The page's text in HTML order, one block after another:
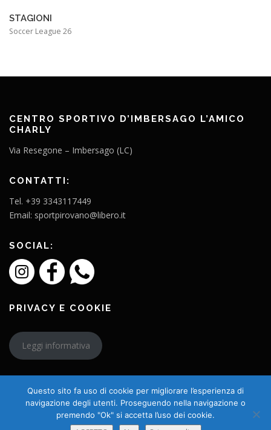
STAGIONI
Soccer League 26
CENTRO SPORTIVO D’IMBERSAGO L’AMICO
CHARLY
Via Resegone – Imbersago (LC)
CONTATTI:
Tel. +39 3343117449
Email: sportpirovano@libero.it
SOCIAL:
PRIVACY E COOKIE
Leggi informativa
Copyright © 2026 L'Amico Charly
Questo sito fa uso di cookie per migliorare l’esperienza di
navigazione degli utenti. Proseguendo nella navigazione o
premendo "Ok" si accetta l’uso dei cookie.